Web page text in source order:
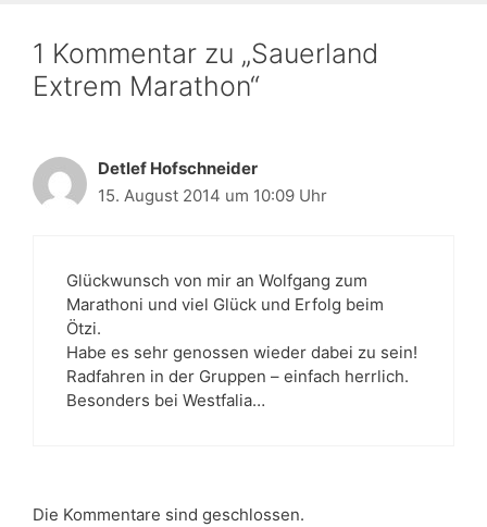
1 Kommentar zu „Sauerland
Extrem Marathon“
Detlef Hofschneider
15. August 2014 um 10:09 Uhr
Glückwunsch von mir an Wolfgang zum
Marathoni und viel Glück und Erfolg beim
Ötzi.
Habe es sehr genossen wieder dabei zu sein!
Radfahren in der Gruppen – einfach herrlich.
Besonders bei Westfalia…
Die Kommentare sind geschlossen.